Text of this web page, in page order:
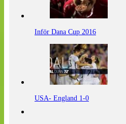
Inför Dana Cup 2016
USA- England 1-0